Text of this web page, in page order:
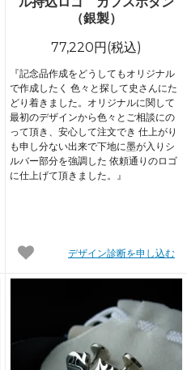
（銀製）
77,220円(税込)
『記念品作成をどうしてもオリジナル
で作成したく 色々と探して史さんにた
どり着きました。オリジナルに関して
最初のデザインから色々とご相談にの
って頂き、安心して注文でき 仕上がり
も申し分ない出来で下地に墨が入りシ
ルバー部分を強調した 依頼通りのロゴ
に仕上げて頂きました。』
デザイン診断を申し込む